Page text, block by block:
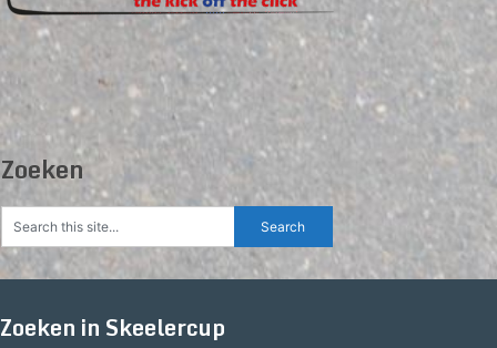
Zoeken
Zoeken in Skeelercup